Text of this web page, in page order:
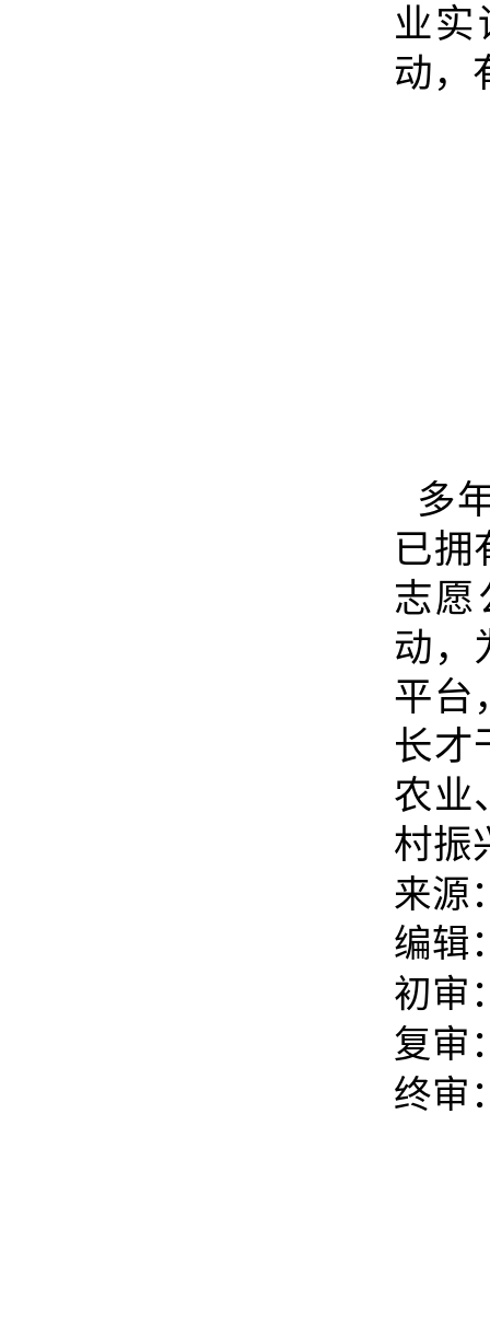
业实
动，
多
已拥
志愿
动，
平台
长才
农业
村振
来源
编辑
初审
复审
终审